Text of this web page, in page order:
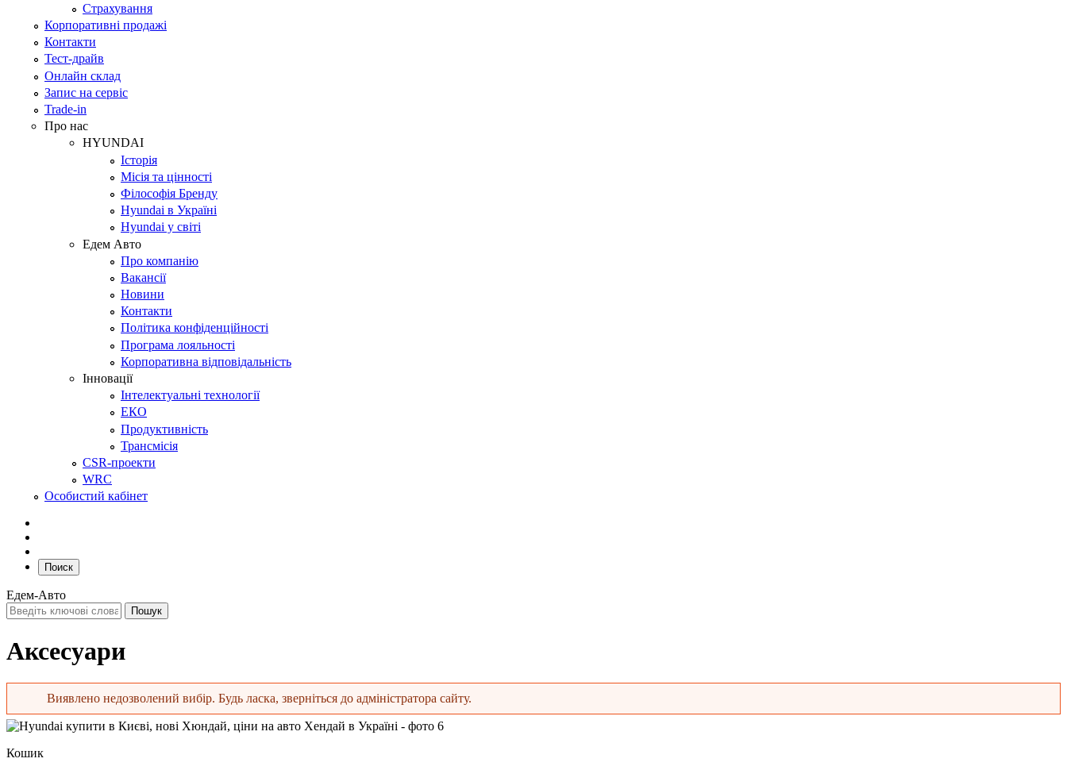
Страхування
Корпоративні продажі
Контакти
Тест-драйв
Онлайн склад
Запис на сервіс
Trade-in
Про нас
HYUNDAI
Історія
Місія та цінності
Філософія Бренду
Hyundai в Україні
Hyundai у світі
Едем Авто
Про компанію
Вакансії
Новини
Контакти
Політика конфіденційності
Програма лояльності
Корпоративна відповідальність
Інновації
Інтелектуальні технології
ЕКО
Продуктивність
Трансмісія
CSR-проекти
WRC
Особистий кабінет
Поиск
Едем-Авто
Аксесуари
Повідомлення про помилку
Виявлено недозволений вибір. Будь ласка, зверніться до адміністратора сайту.
Кошик